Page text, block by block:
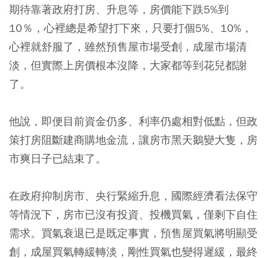
期待靠著政府打房、升息等，房價能下跌5%到
10％，心裡總是希望打下來，只要打個5%、10%，
心裡就舒服了，雖然預售屋市場受創，成屋市場清
淡，但實際上房價根本沒降，大家都等到花兒都謝
了。
他說，即便目前資金仍多、利率仍處相對低點，但政
策打房阻斷建商購地金流，讓房市黑天鵝變大隻，房
市爽日子已結束了。
在政府抑制房市、央行緊縮升息，國際經濟看法保守
等情況下，房市已沒有投資、投機買氣，僅剩下自住
需求。買氣衰退已是既定事實，預售屋買氣將明顯受
創，成屋買氣轉緩轉淡，剛性買氣也變得遲緩，最終